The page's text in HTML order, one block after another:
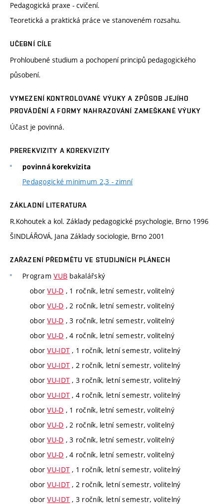
Pedagogická praxe - cvičení.
Teoretická a praktická práce ve stanoveném rozsahu.
UČEBNÍ CÍLE
Prohloubené studium a pochopení principů pedagogického
působení.
VYMEZENÍ KONTROLOVANÉ VÝUKY A ZPŮSOB JEJÍHO
PROVÁDĚNÍ A FORMY NAHRAZOVÁNÍ ZAMEŠKANÉ VÝUKY
Účast je povinná.
PREREKVIZITY A KOREKVIZITY
povinná korekvizita
Pedagogické minimum 2,3 - zimní
ZÁKLADNÍ LITERATURA
R.Kohoutek a kol. Základy pedagogické psychologie, Brno 1996
ŠINDLÁŘOVÁ, Jana Základy sociologie, Brno 2001
ZAŘAZENÍ PŘEDMĚTU VE STUDIJNÍCH PLÁNECH
ProgramVUB bakalářský
oborVU-D , 1 ročník, letní semestr, volitelný
oborVU-D , 2 ročník, letní semestr, volitelný
oborVU-D , 3 ročník, letní semestr, volitelný
oborVU-D , 4 ročník, letní semestr, volitelný
oborVU-IDT , 1 ročník, letní semestr, volitelný
oborVU-IDT , 2 ročník, letní semestr, volitelný
oborVU-IDT , 3 ročník, letní semestr, volitelný
oborVU-IDT , 4 ročník, letní semestr, volitelný
oborVU-D , 1 ročník, letní semestr, volitelný
oborVU-D , 2 ročník, letní semestr, volitelný
oborVU-D , 3 ročník, letní semestr, volitelný
oborVU-D , 4 ročník, letní semestr, volitelný
oborVU-IDT , 1 ročník, letní semestr, volitelný
oborVU-IDT , 2 ročník, letní semestr, volitelný
oborVU-IDT , 3 ročník, letní semestr, volitelný